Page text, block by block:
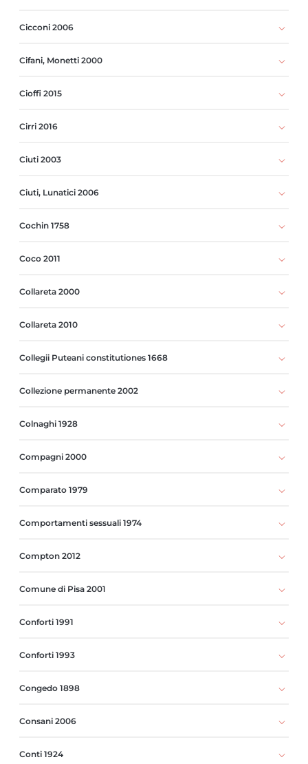
Cicconi 2006
Cifani, Monetti 2000
Cioffi 2015
Cirri 2016
Ciuti 2003
Ciuti, Lunatici 2006
Cochin 1758
Coco 2011
Collareta 2000
Collareta 2010
Collegii Puteani constitutiones 1668
Collezione permanente 2002
Colnaghi 1928
Compagni 2000
Comparato 1979
Comportamenti sessuali 1974
Compton 2012
Comune di Pisa 2001
Conforti 1991
Conforti 1993
Congedo 1898
Consani 2006
Conti 1924